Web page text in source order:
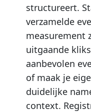
structureert.
verzamelde
measurement
uitgaande
aanbevolen
of maak je
duidelijke
context.